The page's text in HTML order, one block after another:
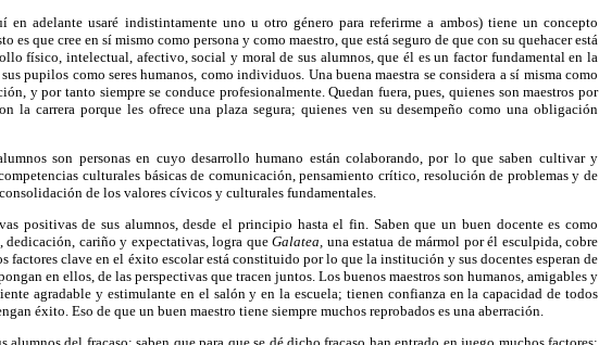
en adelante usaré indistintamente uno u otro género para referirme a ambos) tiene un concepto
es que cree en sí mismo como persona y como maestro, que está seguro de que con su quehacer está
físico, intelectual, afectivo, social y moral de sus alumnos, que él es un factor fundamental en la
pupilos como seres humanos, como individuos. Una buena maestra se considera a sí misma como
y por tanto siempre se conduce profesionalmente. Quedan fuera, pues, quienes son maestros por
la carrera porque les ofrece una plaza segura; quienes ven su desempeño como una obligación
son personas en cuyo desarrollo humano están colaborando, por lo que saben cultivar y
culturales básicas de comunicación, pensamiento crítico, resolución de problemas y de
de los valores cívicos y culturales fundamentales.
positivas de sus alumnos, desde el principio hasta el fin. Saben que un buen docente es como
dedicación, cariño y expectativas, logra queGalatea, una estatua de mármol por él esculpida, cobre
factores clave en el éxito escolar está constituido por lo que la institución y sus docentes esperan de
en ellos, de las perspectivas que tracen juntos. Los buenos maestros son humanos, amigables y
agradable y estimulante en el salón y en la escuela; tienen confianza en la capacidad de todos
éxito. Eso de que un buen maestro tiene siempre muchos reprobados es una aberración.